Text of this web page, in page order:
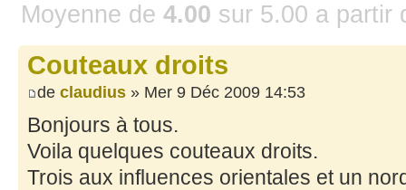
Moyenne de 4.00 sur 5.00 a partir
Couteaux droits
de claudius » Mer 9 Déc 2009 14:53
Bonjours à tous.
Voila quelques couteaux droits.
Trois aux influences orientales et un